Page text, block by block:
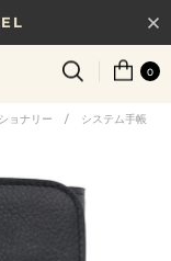
上で送料無料
ギフトガイド
0
ョナリー / システム手帳